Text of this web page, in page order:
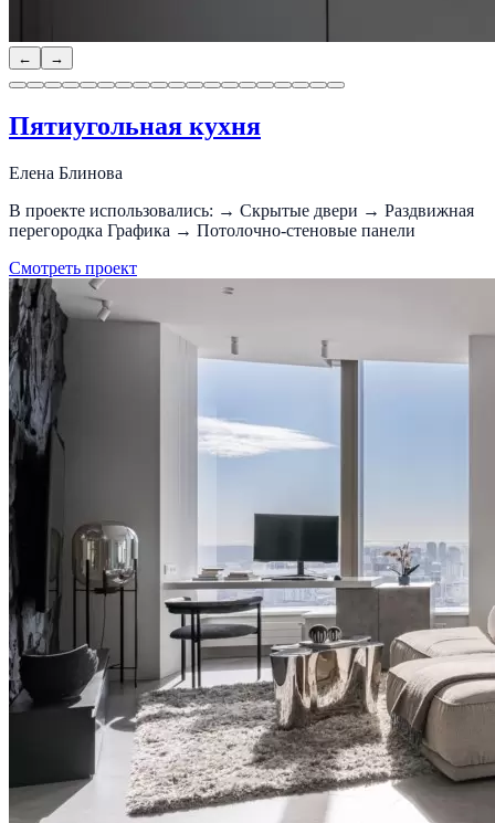
← →
Пятиугольная кухня
Елена Блинова
В проекте использовались: → Скрытые двери → Раздвижная
перегородка Графика → Потолочно-стеновые панели
Смотреть проект